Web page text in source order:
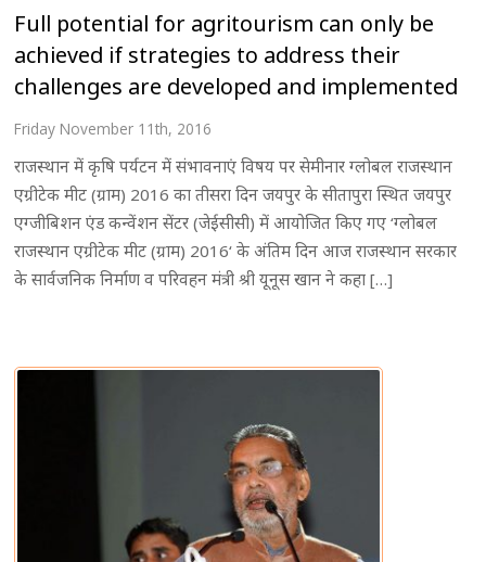
Full potential for agritourism can only be
achieved if strategies to address their
challenges are developed and implemented
Friday November 11th, 2016
राजस्थान में कृषि पर्यटन में संभावनाएं विषय पर सेमीनार ग्लोबल राजस्थान
एग्रीटेक मीट (ग्राम) 2016 का तीसरा दिन जयपुर के सीतापुरा स्थित जयपुर
एग्जीबिशन एंड कन्वेंशन सेंटर (जेईसीसी) में आयोजित किए गए ‘ग्लोबल
राजस्थान एग्रीटेक मीट (ग्राम) 2016‘ के अंतिम दिन आज राजस्थान सरकार
के सार्वजनिक निर्माण व परिवहन मंत्री श्री यूनूस खान ने कहा […]